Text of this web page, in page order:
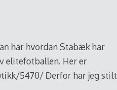
har hvordan Stabæk har
elitefotballen. Her er
5470/ Derfor har jeg stilt